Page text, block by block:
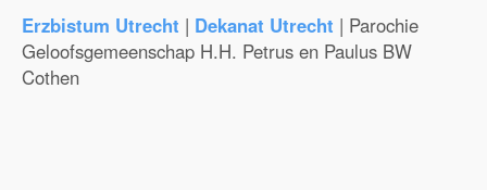
Erzbistum Utrecht | Dekanat Utrecht | Parochie
Geloofsgemeenschap H.H. Petrus en Paulus BW
Cothen